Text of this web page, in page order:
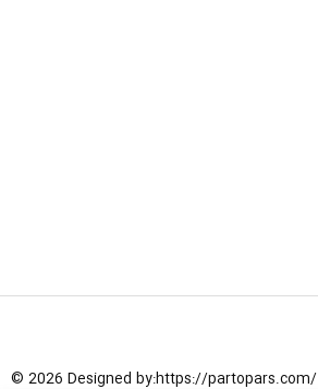
© 2026 Designed by:https://partopars.com/